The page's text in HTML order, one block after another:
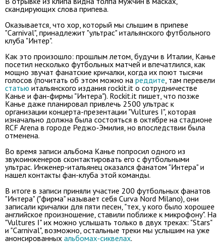
скандирующих слова припева.
Оказывается, что хор, который мы слышим в припеве
"Carnival", принадлежит "ультрас" итальянского футбольного
клуба "Интер".
Как это произошло: прошлым летом, будучи в Италии, Канье
посетил несколько футбольных матчей и впечатлился, как
мощно звучат фанатские кричалки, когда их поют тысячи
голосов (почитать об этом можно на реддите, там перевели
статью итальянского издания rockit.it о сотрудничестве
Канье и фан-фирмы "Интера"). Rockit.it пишет, что позже
Канье даже планировал привлечь 2500 ультрас к
организации концерта-презентации "Vultures I", которая
изначально должна была состояться в октябре на стадионе
RCF Arena в городе Реджо-Эмилия, но впоследствии была
отменена.
Во время записи альбома Канье попросил одного из
звукоинженеров сконтактировать его с футбольными
ультрас. Инженер-итальянец оказался фанатом "Интера" и
нашел контакты фан-клуба этой команды.
В итоге в записи приняли участие 200 футбольных фанатов
"Интера" ("фирма" называет себя Curva Nord Milano), они
записали кричалки для пяти песен, "тех, у кого было хорошее
английское произношение, ставили поближе к микрофону". На
"Vultures I" их можно услышать только в двух треках: "Stars"
и "Carnival", возможно, остальные треки мы услышим на уже
анонсированных альбомах-сиквелах.